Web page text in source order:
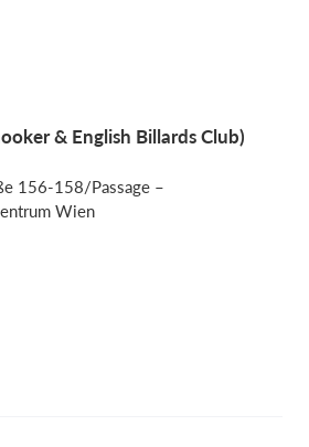
& English Billards Club)
156-158/Passage –
Wien